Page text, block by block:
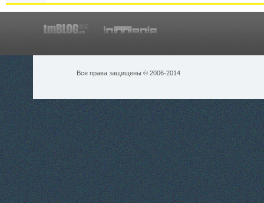
Все права защищены © 2006-2014